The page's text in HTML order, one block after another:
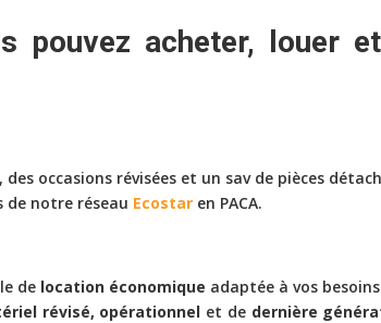
pouvez acheter, loueret
occasions révisées et un sav de pièces
de notre réseau Ecostar en PACA.
de location économique adaptée à vos
révisé, opérationnel et de dernière